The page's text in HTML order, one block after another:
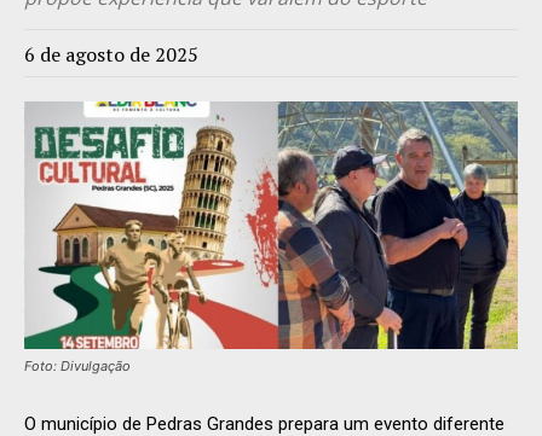
6 de agosto de 2025
Foto: Divulgação
O município de Pedras Grandes prepara um evento diferente